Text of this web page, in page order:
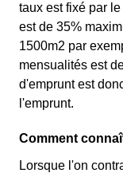
taux est fixé par
est de 35%
1500m2 par
mensualités est
d'emprunt est
l'emprunt.
Comment
Lorsque l'on